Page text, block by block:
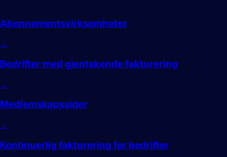
Abonnementsvirksomheter
→
Bedrifter med gjentakende fakturering
→
Medlemskapssider
→
Kontinuerlig fakturering for bedrifter